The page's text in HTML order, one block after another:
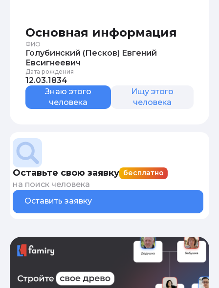
Основная информация
ФИО
Голубинский (Песков) Евгений
Евсигнеевич
Дата рождения
12.03.1834
Знаю этого
человека
Ищу этого
человека
Оставьте свою заявку бесплатно
на поиск человека
Оставить заявку